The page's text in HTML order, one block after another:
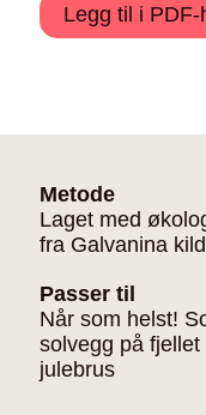
Legg til i PDF-
Metode
Laget med
fra Galvanina
Passer til
Når som helst!
solvegg på
julebrus